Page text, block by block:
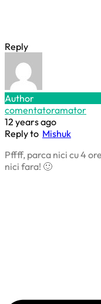
Reply
Author
comentatoramator
12 years ago
Reply to Mishuk
Pffff, parca nici cu 4
nici fara! 🙂